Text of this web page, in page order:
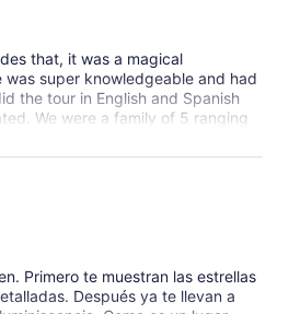
that, it was a magical
was super knowledgeable and had
the tour in English and Spanish
We were a family of 5 ranging
it.
Primero te muestran las estrellas
Después ya te llevan a